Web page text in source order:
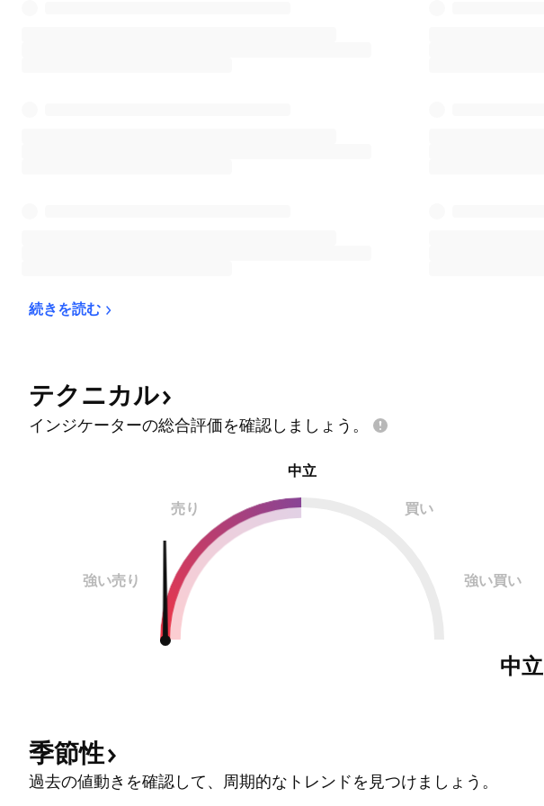
続きを読む
テクニカル
インジケーターの総合評価を確認しましょう。
中立
売り 買い
強い売り 強い買い
中立
季節性
過去の値動きを確認して、周期的なトレンドを見つけましょう。